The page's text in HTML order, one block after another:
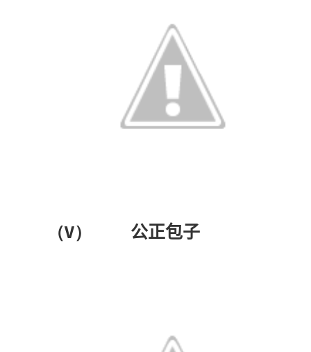
（V） 公正包子